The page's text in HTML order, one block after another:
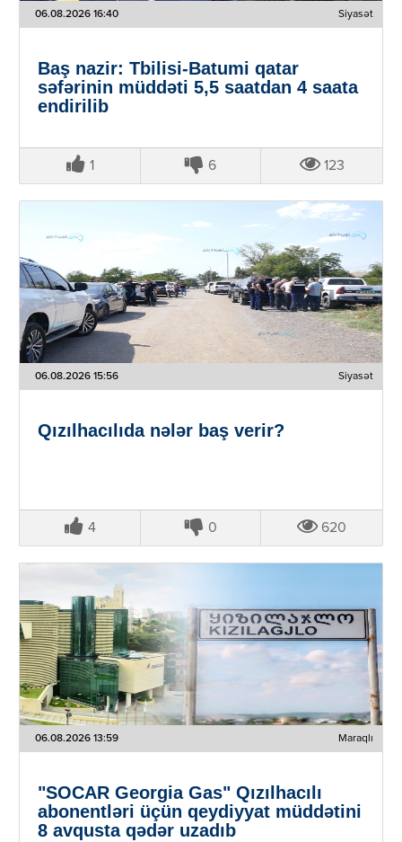
06.08.2026 16:40 Siyasət
Baş nazir: Tbilisi-Batumi qatar
səfərinin müddəti 5,5 saatdan 4 saata
endirilib
1 6 123
06.08.2026 15:56 Siyasət
Qızılhacılıda nələr baş verir?
4 0 620
06.08.2026 13:59 Maraqlı
"SOCAR Georgia Gas" Qızılhacılı
abonentləri üçün qeydiyyat müddətini
8 avqusta qədər uzadıb